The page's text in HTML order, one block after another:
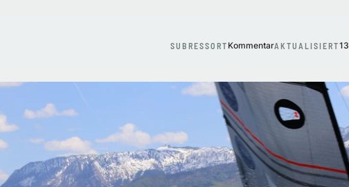
SUBRESSORT KommentarAKTUALISIERT